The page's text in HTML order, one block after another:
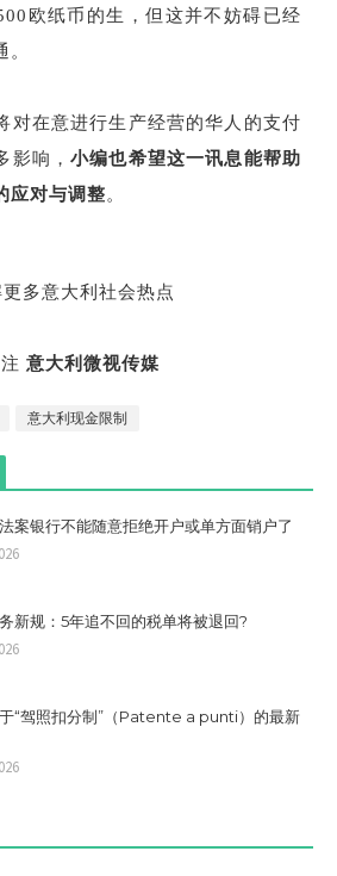
欧纸币的生，但这并不妨碍已经
对在意进行生产经营的华人的支付
影响，小编也希望这一讯息能帮助
应对与调整。
更多意大利社会热点
意大利微视传媒
意大利现金限制
案银行不能随意拒绝开户或单方面销户了
新规：5年追不回的税单将被退回?
“驾照扣分制”（Patente a punti）的最新